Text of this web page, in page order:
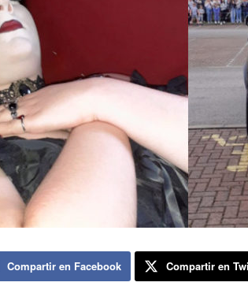
Compartir en Facebook Compartir en